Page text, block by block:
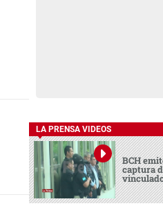
LA PRENSA VIDEOS
BCH
captura